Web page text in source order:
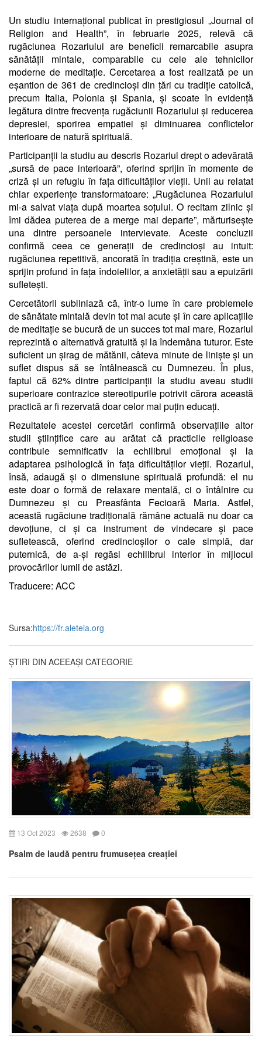
Un studiu internațional publicat în prestigiosul „Journal of
Religion and Health”, în februarie 2025, relevă că
rugăciunea Rozariului are beneficii remarcabile asupra
sănătății mintale, comparabile cu cele ale tehnicilor
moderne de meditație. Cercetarea a fost realizată pe un
eșantion de 361 de credincioși din țări cu tradiție catolică,
precum Italia, Polonia și Spania, și scoate în evidență
legătura dintre frecvența rugăciunii Rozariului și reducerea
depresiei, sporirea empatiei și diminuarea conflictelor
interioare de natură spirituală.
Participanții la studiu au descris Rozariul drept o adevărată
„sursă de pace interioară”, oferind sprijin în momente de
criză și un refugiu în fața dificultăților vieții. Unii au relatat
chiar experiențe transformatoare: „Rugăciunea Rozariului
mi-a salvat viața după moartea soțului. O recitam zilnic și
îmi dădea puterea de a merge mai departe”, mărturisește
una dintre persoanele intervievate. Aceste concluzii
confirmă ceea ce generații de credincioși au intuit:
rugăciunea repetitivă, ancorată în tradiția creștină, este un
sprijin profund în fața îndoielilor, a anxietății sau a epuizării
sufletești.
Cercetătorii subliniază că, într-o lume în care problemele
de sănătate mintală devin tot mai acute și în care aplicațiile
de meditație se bucură de un succes tot mai mare, Rozariul
reprezintă o alternativă gratuită și la îndemâna tuturor. Este
suficient un șirag de mătănii, câteva minute de liniște și un
suflet dispus să se întâlnească cu Dumnezeu. În plus,
faptul că 62% dintre participanții la studiu aveau studii
superioare contrazice stereotipurile potrivit cărora această
practică ar fi rezervată doar celor mai puțin educați.
Rezultatele acestei cercetări confirmă observațiile altor
studii științifice care au arătat că practicile religioase
contribuie semnificativ la echilibrul emoțional și la
adaptarea psihologică în fața dificultăților vieții. Rozariul,
însă, adaugă și o dimensiune spirituală profundă: el nu
este doar o formă de relaxare mentală, ci o întâlnire cu
Dumnezeu și cu Preasfânta Fecioară Maria. Astfel,
această rugăciune tradițională rămâne actuală nu doar ca
devoțiune, ci și ca instrument de vindecare și pace
sufletească, oferind credincioșilor o cale simplă, dar
puternică, de a-și regăsi echilibrul interior în mijlocul
provocărilor lumii de astăzi.
Traducere: ACC
Sursa:https://fr.aleteia.org
ȘTIRI DIN ACEEAȘI CATEGORIE
13 Oct 2023 2638 0
Psalm de laudă pentru frumusețea creației